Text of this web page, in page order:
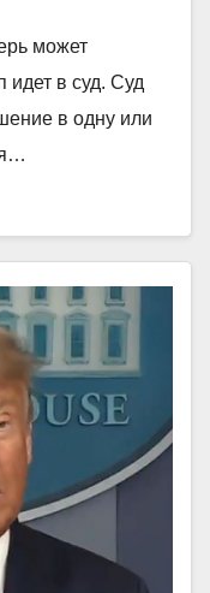
может
идет в суд. Суд
в одну или